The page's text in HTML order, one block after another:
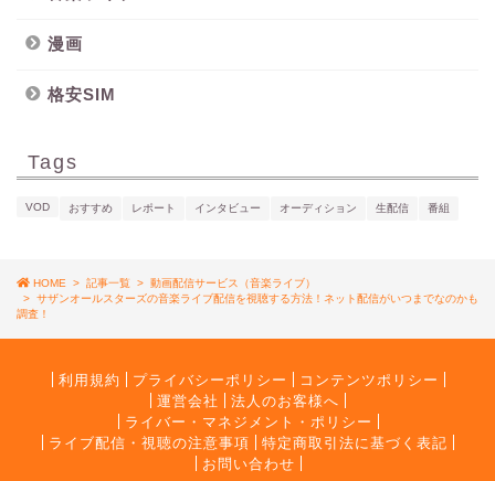
漫画
格安SIM
Tags
VOD おすすめ レポート インタビュー オーディション 生配信 番組
HOME > 記事一覧 >
動画配信サービス（音楽ライブ）
> サザンオールスターズの音楽ライブ配信を視聴する方法！ネット配信がいつまでなのかも
調査！
利用規約 プライバシーポリシー
コンテンツポリシー
運営会社
法人のお客様へ
ライバー・マネジメント・ポリシー
ライブ配信・視聴の注意事項
特定商取引法に基づく表記
お問い合わせ